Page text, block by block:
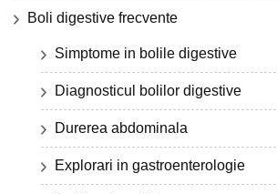
Boli digestive frecvente
Simptome in bolile digestive
Diagnosticul bolilor digestive
Durerea abdominala
Explorari in gastroenterologie